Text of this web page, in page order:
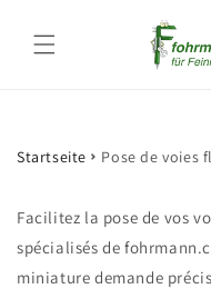
au
Startseite Pose de voies
Facilitez la pose de vos
spécialisés de
miniature demande